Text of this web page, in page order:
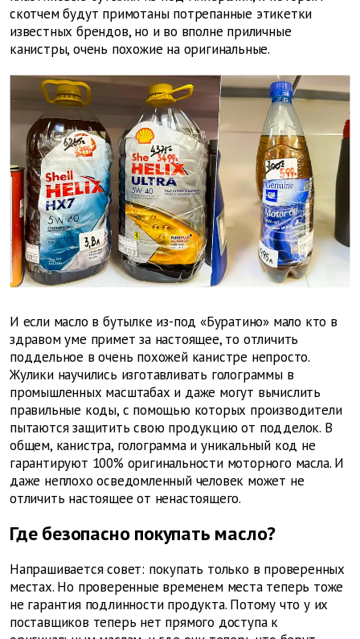
скотчем будут примотаны потрепанные этикетки
известных брендов, но и во вполне приличные
канистры, очень похожие на оригинальные.
И если масло в бутылке из-под «Буратино» мало кто в
здравом уме примет за настоящее, то отличить
поддельное в очень похожей канистре непросто.
Жулики научились изготавливать голограммы в
промышленных масштабах и даже могут вычислить
правильные коды, с помощью которых производители
пытаются защитить свою продукцию от подделок. В
общем, канистра, голограмма и уникальный код не
гарантируют 100% оригинальности моторного масла. И
даже неплохо осведомленный человек может не
отличить настоящее от ненастоящего.
Где безопасно покупать масло?
Напрашивается совет: покупать только в проверенных
местах. Но проверенные временем места теперь тоже
не гарантия подлинности продукта. Потому что у их
поставщиков теперь нет прямого доступа к